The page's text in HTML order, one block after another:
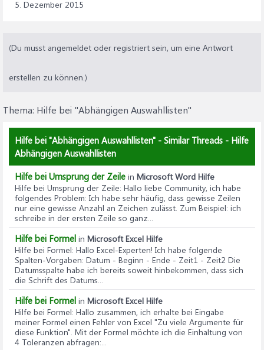
5. Dezember 2015
(Du musst angemeldet oder registriert sein, um eine Antwort
erstellen zu können.)
Thema: Hilfe bei "Abhängigen Auswahllisten"
Hilfe bei "Abhängigen Auswahllisten" - Similar Threads - Hilfe
Abhängigen Auswahllisten
Hilfe bei Umsprung der Zeile in Microsoft Word Hilfe
Hilfe bei Umsprung der Zeile: Hallo liebe Community, ich habe
folgendes Problem: Ich habe sehr häufig, dass gewisse Zeilen
nur eine gewisse Anzahl an Zeichen zulässt. Zum Beispiel: ich
schreibe in der ersten Zeile so ganz...
Hilfe bei Formel in Microsoft Excel Hilfe
Hilfe bei Formel: Hallo Excel-Experten! Ich habe folgende
Spalten-Vorgaben: Datum - Beginn - Ende - Zeit1 - Zeit2 Die
Datumsspalte habe ich bereits soweit hinbekommen, dass sich
die Schrift des Datums...
Hilfe bei Formel in Microsoft Excel Hilfe
Hilfe bei Formel: Hallo zusammen, ich erhalte bei Eingabe
meiner Formel einen Fehler von Excel "Zu viele Argumente für
diese Funktion". Mit der Formel möchte ich die Einhaltung von
4 Toleranzen abfragen:...